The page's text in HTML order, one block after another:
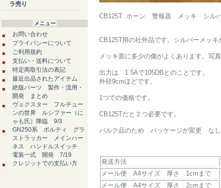
ラ売り
メニュー
お問い合わせ
プライバシーについて
ご利用規約
支払い・送料について
特定商取引法の表記
最近出品されたアイテム
絶版パーツ 製作・流用・
開発 まとめ
ヴェクスター フルチュー
ンの世界 ルシファー（に
ゃも氏）降臨 9/3
GN250系 ボルティ グラ
ストラッカー メインハー
ネス ハンドルスイッチ
電装一式 開発 7/19
クレジットでの支払い方
CB125T ホーン 警報器 メッキ シル
CB125T用の社外品です。シルバーメッ
メッキ面に多少の傷がよくあります。写
出力は 1.5Aで105DBとのことです。
外径9cmほどです。
1つでの価格です。
CB125Tだと２つ必要です。
バルク品のため パッケージが変更 な
発送方法
メール便 A4サイズ 厚さ 1cmまで
メール便 A4サイズ 厚さ 2cmまで